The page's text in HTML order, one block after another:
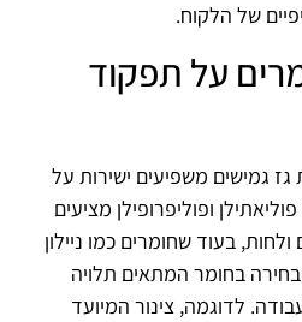
של הלקוח.
על תפקוד
גז גמישים משפיעים ישירות על
ופוליפרופילן מציעים
בעוד שחומרים כמו ניילון
בחומר המתאים תלויה
לדוגמה, צינור המיועד